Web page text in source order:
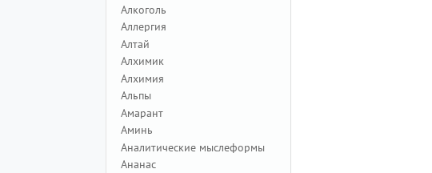
Алкоголь
Аллергия
Алтай
Алхимик
Алхимия
Альпы
Амарант
Аминь
Аналитические мыслеформы
Ананас